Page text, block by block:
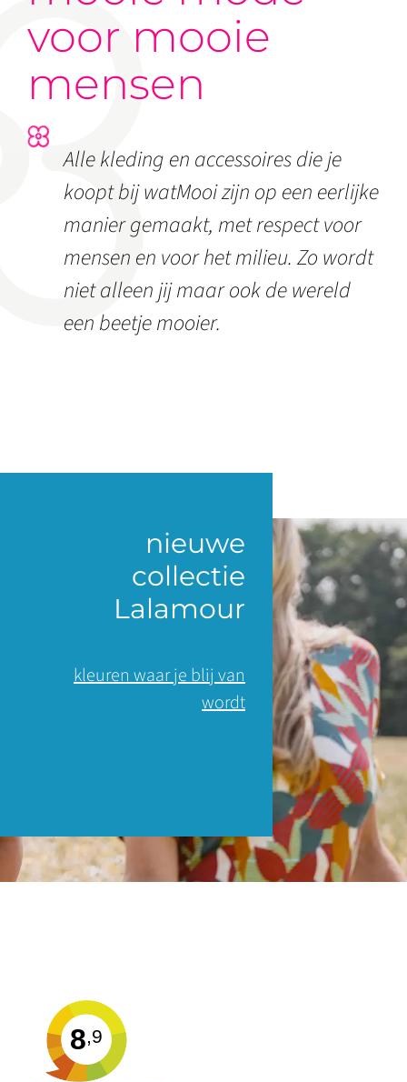
voor mooie
mensen
Alle kleding en accessoires die je
koopt bij watMooi zijn op een eerlijke
manier gemaakt, met respect voor
mensen en voor het milieu. Zo wordt
niet alleen jij maar ook de wereld
een beetje mooier.
nieuwe
collectie
Lalamour
kleuren waar je blij van
wordt
8,9